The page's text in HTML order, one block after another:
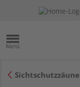
Sichtschutzzäune